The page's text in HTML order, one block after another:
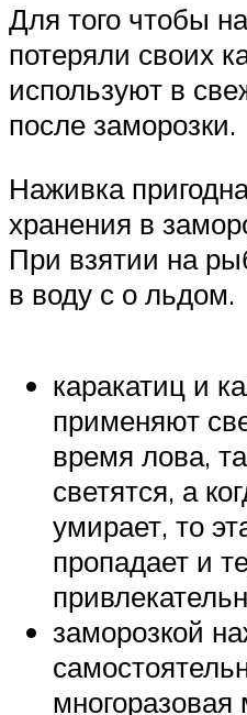
Для того чтобы
потеряли своих
используют в
после заморозки.
Наживка
хранения в
При взятии на
в воду с о льдом.
каракатиц и
применяют
время лова,
светятся, а
умирает, то
пропадает и
заморозкой
многоразовая